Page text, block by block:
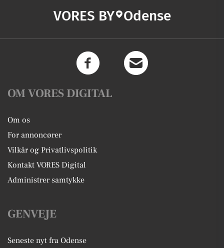
VORES BY Odense
OM VORES DIGITAL
Om os
For annoncører
Vilkår og Privatlivspolitik
Kontakt VORES Digital
Administrer samtykke
GENVEJE
Seneste nyt fra Odense